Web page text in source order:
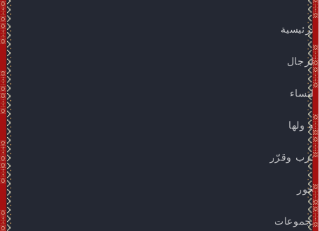
الرئيسية
للرجال
للنساء
له ولها
جرب وقرّر
بخور
مجموعات